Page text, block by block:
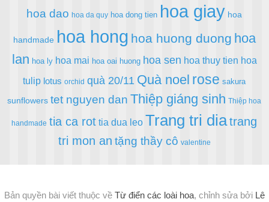
hoa dao hoa da quy hoa dong tien hoa giay hoa
handmade hoa hong hoa huong duong hoa
lan hoa ly hoa mai hoa oai huong hoa sen hoa thuy tien hoa
tulip lotus orchid quà 20/11 Quà noel rose sakura
sunflowers tet nguyen dan Thiệp giáng sinh Thiệp hoa
handmade tia ca rot tia dua leo Trang tri diatrang
tri mon an tặng thầy cô valentine
Bản quyền bài viết thuộc về Từ điển các loài hoa, chỉnh sửa bởi Lê